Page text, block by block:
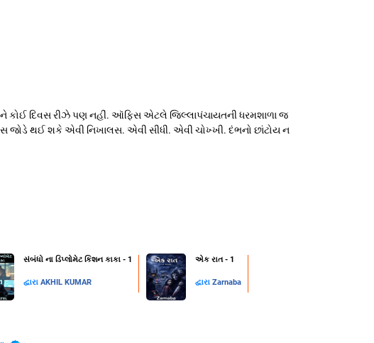
દિવસ રીઝે પણ નહીં. ઑફિસ એટલે જિલ્લાપંચાયતની ધરમશાળા જ
જોડે થઈ શકે એવી નિખાલસ. એવી સીધી. એવી ચોખ્ખી. દંભનો છાંટોય ન
સંબંધો ના ડિપ્લોમેટ કિશન કાકા - 1
દ્વારા AKHIL KUMAR
એક રાત - 1
દ્વારા Zarnaba